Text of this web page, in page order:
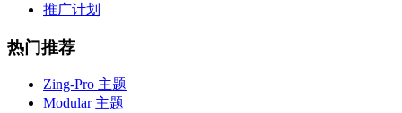
推广计划
热门推荐
Zing-Pro 主题
Modular 主题